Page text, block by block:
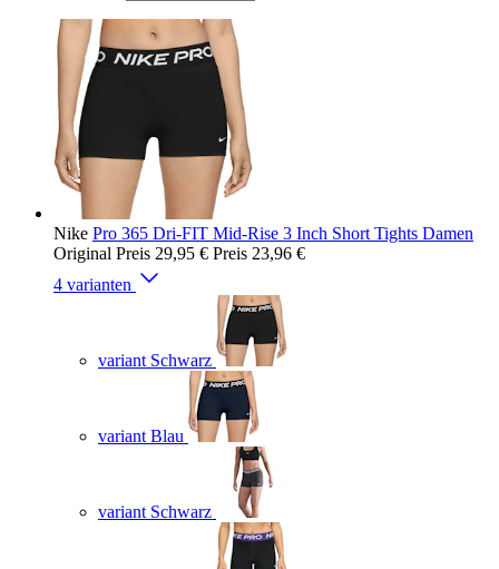
Nike Pro 365 Dri-FIT Mid-Rise 3 Inch Short Tights Damen
Original Preis 29,95 € Preis 23,96 €
4 varianten
variant Schwarz
variant Blau
variant Schwarz